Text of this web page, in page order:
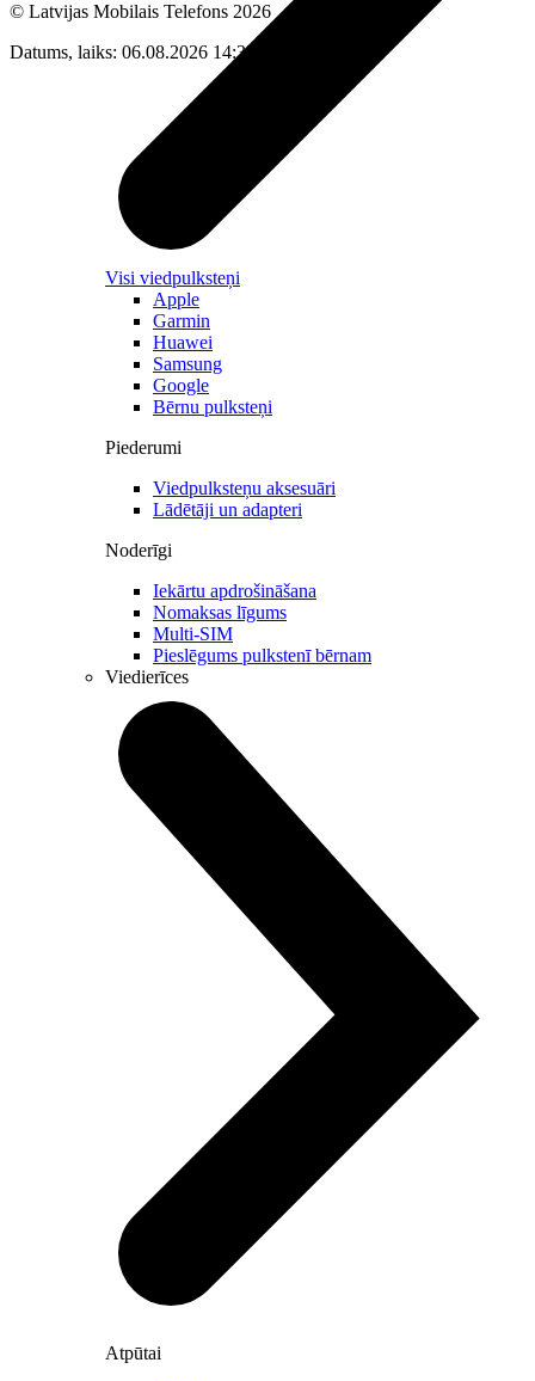
Visi viedpulksteņi
Apple
Garmin
Huawei
Samsung
Google
Bērnu pulksteņi
Piederumi
Viedpulksteņu aksesuāri
Lādētāji un adapteri
Noderīgi
Iekārtu apdrošināšana
Nomaksas līgums
Multi-SIM
Pieslēgums pulkstenī bērnam
Viedierīces
Atpūtai
© Latvijas Mobilais Telefons 2026
Datums, laiks: 06.08.2026 14:35